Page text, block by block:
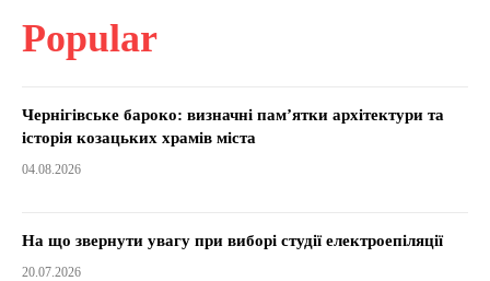
Popular
Чернігівське бароко: визначні пам’ятки архітектури та
історія козацьких храмів міста
04.08.2026
На що звернути увагу при виборі студії електроепіляції
20.07.2026